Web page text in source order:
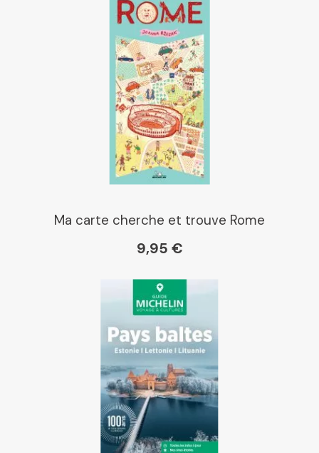
Ma carte cherche et trouve Rome
9,95 €